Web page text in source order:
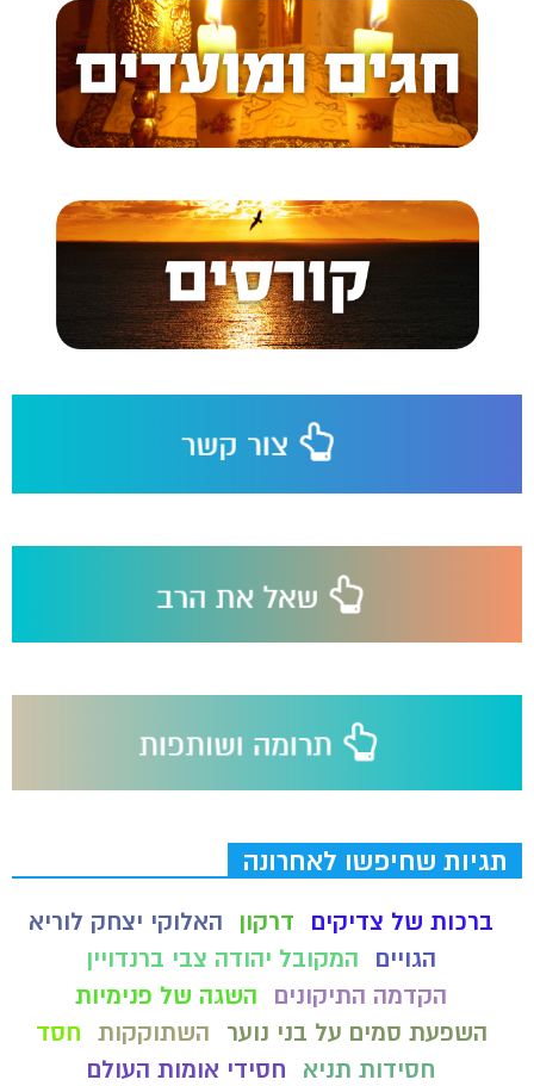
תגיות שחיפשו לאחרונה
ברכות של צדיקים דרקון
האלוקי יצחק לוריא
הגויים
המקובל יהודה צבי ברנדויין
הקדמה התיקונים
השגה של פנימיות
השפעת סמים על בני נוער
השתוקקות חסד
חסידות תניא
חסידי אומות העולם